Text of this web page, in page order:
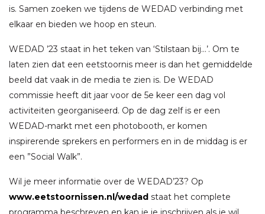
is. Samen zoeken we tijdens de WEDAD verbinding met
elkaar en bieden we hoop en steun.
WEDAD ’23 staat in het teken van ‘Stilstaan bij…’. Om te
laten zien dat een eetstoornis meer is dan het gemiddelde
beeld dat vaak in de media te zien is. De WEDAD
commissie heeft dit jaar voor de 5e keer een dag vol
activiteiten georganiseerd. Op de dag zelf is er een
WEDAD-markt met een photobooth, er komen
inspirerende sprekers en performers en in de middag is er
een ”Social Walk”.
Wil je meer informatie over de WEDAD’23? Op
www.eetstoornissen.nl/wedad staat het complete